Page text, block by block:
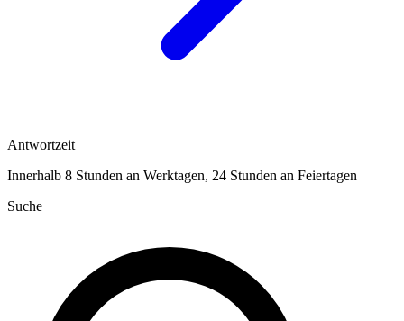
Antwortzeit
Innerhalb 8 Stunden an Werktagen, 24 Stunden an Feiertagen
Suche